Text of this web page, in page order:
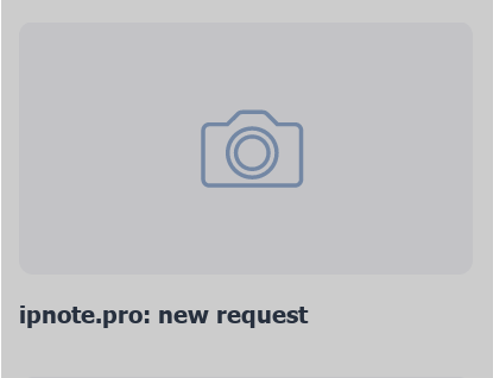
ipnote.pro: new request